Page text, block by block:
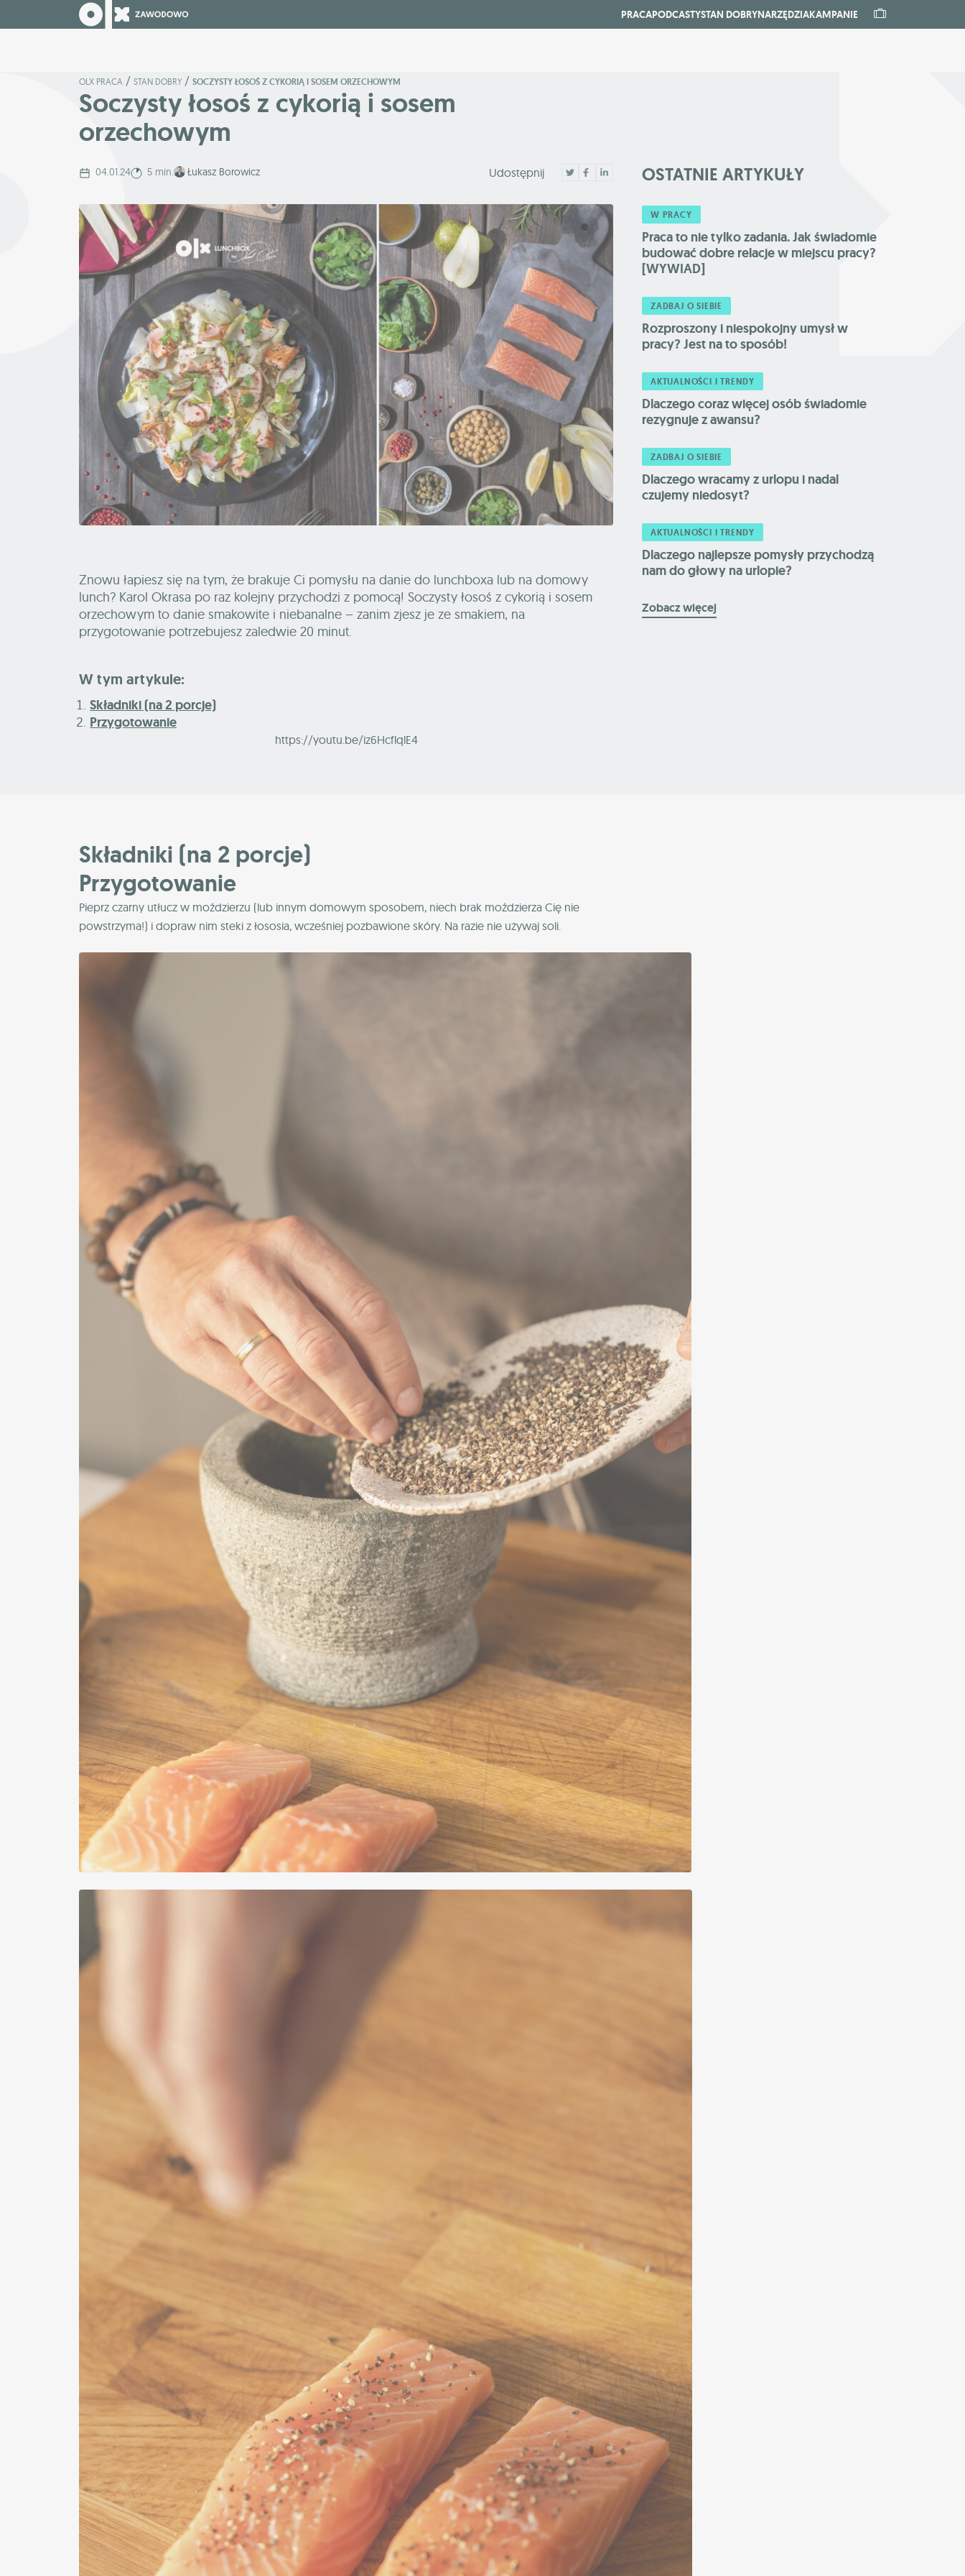
PRACAPODCASTYSTAN DOBRYNARZĘDZIAKAMPANIE
OLX PRACA / STAN DOBRY / SOCZYSTY ŁOSOŚ Z CYKORIĄ I SOSEM ORZECHOWYM
Soczysty łosoś z cykorią i sosem
orzechowym
04.01.24 5 min. Łukasz Borowicz Udostępnij
Znowu łapiesz się na tym, że brakuje Ci pomysłu na danie do lunchboxa lub na domowy
lunch? Karol Okrasa po raz kolejny przychodzi z pomocą! Soczysty łosoś z cykorią i sosem
orzechowym to danie smakowite i niebanalne – zanim zjesz je ze smakiem, na
przygotowanie potrzebujesz zaledwie 20 minut.
W tym artykule:
Składniki (na 2 porcje)
Przygotowanie
https://youtu.be/iz6HcflqlE4
OSTATNIE ARTYKUŁY
W PRACY
Praca to nie tylko zadania. Jak świadomie
budować dobre relacje w miejscu pracy?
[WYWIAD]
ZADBAJ O SIEBIE
Rozproszony i niespokojny umysł w
pracy? Jest na to sposób!
AKTUALNOŚCI I TRENDY
Dlaczego coraz więcej osób świadomie
rezygnuje z awansu?
ZADBAJ O SIEBIE
Dlaczego wracamy z urlopu i nadal
czujemy niedosyt?
AKTUALNOŚCI I TRENDY
Dlaczego najlepsze pomysły przychodzą
nam do głowy na urlopie?
Zobacz więcej
Składniki (na 2 porcje)
Przygotowanie
Pieprz czarny utłucz w moździerzu (lub innym domowym sposobem, niech brak moździerza Cię nie
powstrzyma!) i dopraw nim steki z łososia, wcześniej pozbawione skóry. Na razie nie używaj soli.